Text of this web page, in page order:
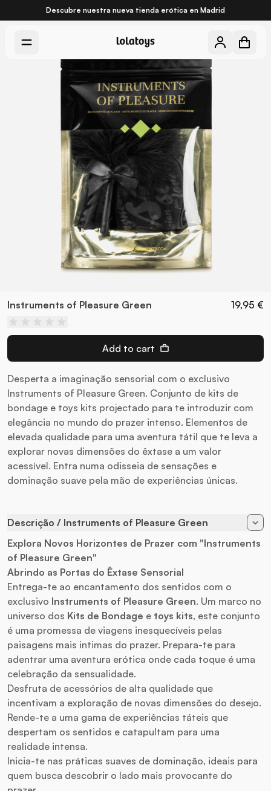
Descubre nuestra nueva tienda erótica en Madrid
Instruments of Pleasure Green 19,95 €
Desperta a imaginação sensorial com o exclusivo
Instruments of Pleasure Green. Conjunto de kits de
bondage e toys kits projectado para te introduzir com
elegância no mundo do prazer intenso. Elementos de
elevada qualidade para uma aventura tátil que te leva a
explorar novas dimensões do êxtase a um valor
acessível. Entra numa odisseia de sensações e
dominação suave pela mão de experiências únicas.
Add to cart
Descrição / Instruments of Pleasure Green
Explora Novos Horizontes de Prazer com "Instruments
of Pleasure Green"
Abrindo as Portas do Êxtase Sensorial
Entrega-te ao encantamento dos sentidos com o
exclusivo Instruments of Pleasure Green. Um marco no
universo dos Kits de Bondage e toys kits, este conjunto
é uma promessa de viagens inesquecíveis pelas
paisagens mais intimas do prazer. Prepara-te para
adentrar uma aventura erótica onde cada toque é uma
celebração da sensualidade.
Desfruta de acessórios de alta qualidade que
incentivam a exploração de novas dimensões do desejo.
Rende-te a uma gama de experiências táteis que
despertam os sentidos e catapultam para uma
realidade intensa.
Inicia-te nas práticas suaves de dominação, ideais para
quem busca descobrir o lado mais provocante do